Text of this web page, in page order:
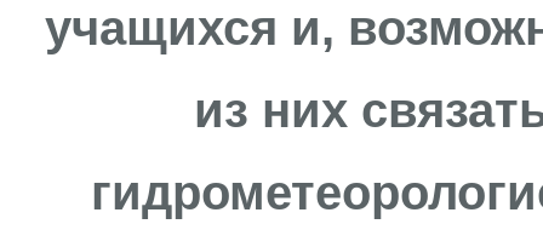
учащихся и,
из них